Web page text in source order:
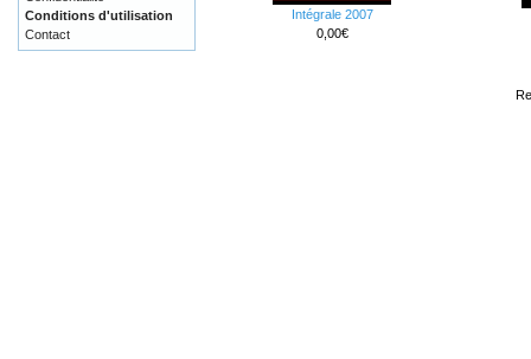
Intégrale 2007
0,00€
Conditions d'utilisation
Contact